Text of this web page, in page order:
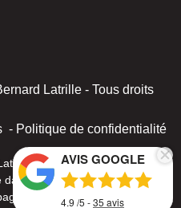
Latrille - Tous droits
Politique de confidentialité
vous accueillent au sein
dans le département de la
tout au long du
AVIS GOOGLE
4.9 /5 -35 avis